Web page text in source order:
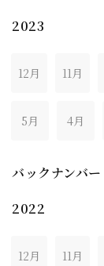
2023
12月 11月
5月 4月
バックナンバー
2022
12月 11月